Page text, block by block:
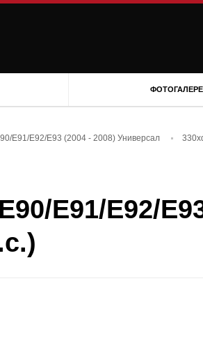
E91/E92/E93 (2004 - 2008) Универсал
E91/E92/